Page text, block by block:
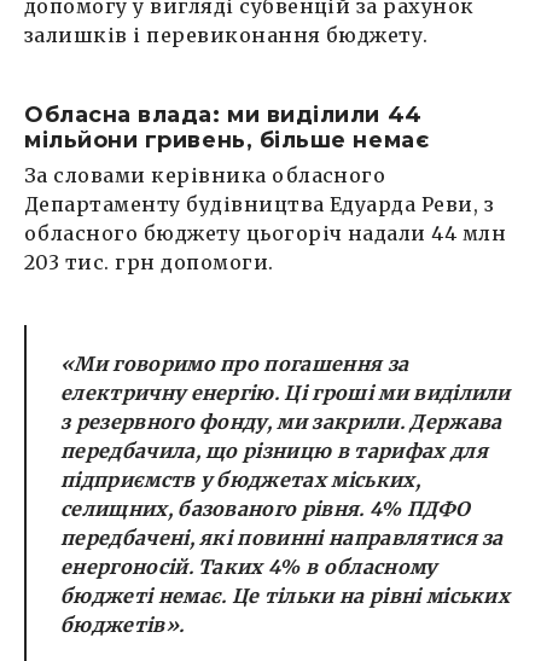
допомогу у вигляді субвенцій за рахунок
залишків і перевиконання бюджету.
Обласна влада: ми виділили 44
мільйони гривень, більше немає
За словами керівника обласного
Департаменту будівництва Едуарда Реви, з
обласного бюджету цьогоріч надали 44 млн
203 тис. грн допомоги.
«Ми говоримо про погашення за
електричну енергію. Ці гроші ми виділили
з резервного фонду, ми закрили. Держава
передбачила, що різницю в тарифах для
підприємств у бюджетах міських,
селищних, базованого рівня. 4% ПДФО
передбачені, які повинні направлятися за
енергоносій. Таких 4% в обласному
бюджеті немає. Це тільки на рівні міських
бюджетів».